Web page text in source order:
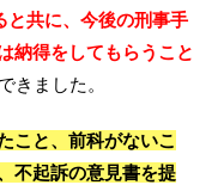
と共に、今後の刑事手
納得をしてもらうこと
きました。
こと、前科がないこ
不起訴の意見書を提